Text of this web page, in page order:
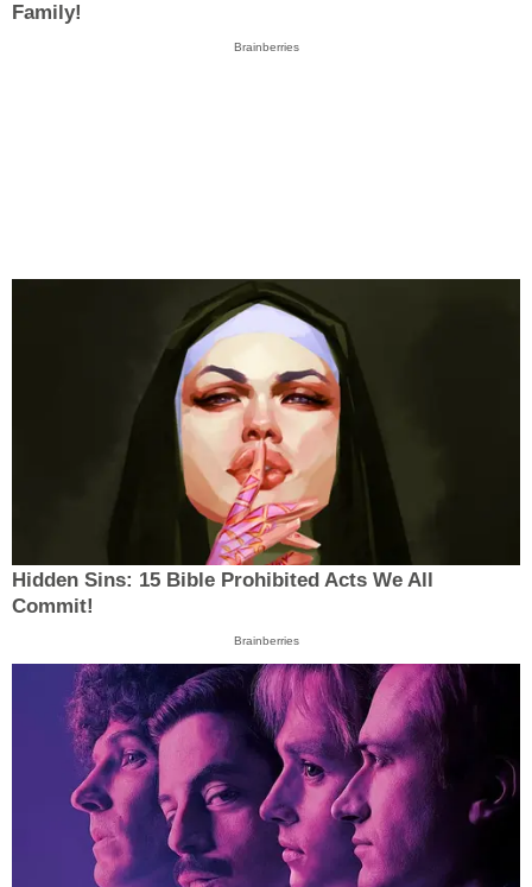
Family!
Brainberries
Hidden Sins: 15 Bible Prohibited Acts We All
Commit!
Brainberries